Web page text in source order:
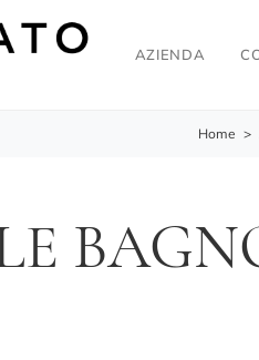
AZIENDA
Home >